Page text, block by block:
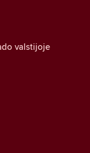
valstijoje